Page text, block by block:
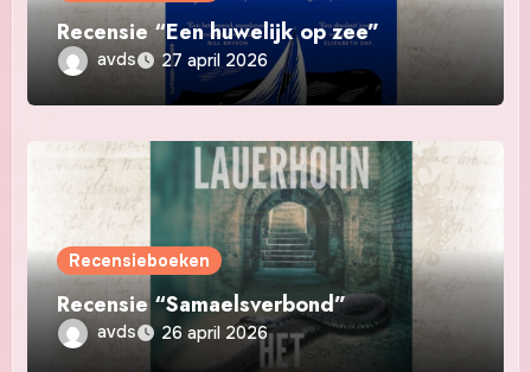
Recensie “Een huwelijk op zee”
avds 27 april 2026
Recensieboeken
Recensie “Samaelsverbond”
avds 26 april 2026